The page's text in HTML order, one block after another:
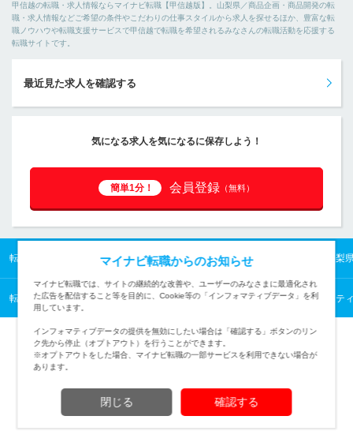
甲信越の転職・求人情報ならマイナビ転職【甲信越版】。山梨県／商品企画・商品開発の転
職・求人情報などご希望の条件やこだわりの仕事スタイルから求人を探せるほか、豊富な転
職ノウハウや転職支援サービスで甲信越で転職を希望されるみなさんの転職活動を応援する
転職サイトです。
最近見た求人を確認する
気になる求人を気になるに保存しよう！
簡単1分！ 会員登録 （無料）
転職TOP 甲信越の転職・求人情報TOP 山梨県の転職・求人情報TOP 山梨
転職TOP 企画・経営から探す 企画・経営の転職・求人情報一覧 マーケテ
(c) Mynavi Corporation
マイナビ転職からのお知らせ
マイナビ転職では、サイトの継続的な改善や、ユーザーのみなさまに最適化され
た広告を配信すること等を目的に、Cookie等の「インフォマティブデータ」を利
用しています。
インフォマティブデータの提供を無効にしたい場合は「確認する」ボタンのリン
ク先から停止（オプトアウト）を行うことができます。
※オプトアウトをした場合、マイナビ転職の一部サービスを利用できない場合が
あります。
閉じる 確認する